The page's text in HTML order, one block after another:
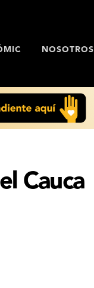
NOSOTROS
Cauca